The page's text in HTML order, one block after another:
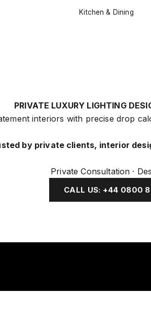
Kitchen & Dining
PRIVATE LUXURY LIGHTING
interiors with precise drop
by private clients, interior
Private Consultation ·
CALL US: +44 0800